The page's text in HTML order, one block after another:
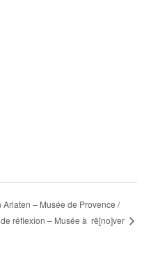
Arlaten – Musée de Provence /
réflexion – Musée à rê[no]ver